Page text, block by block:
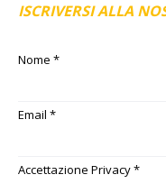
ISCRIVERSI ALLA
Nome *
Email *
Accettazione Privacy*